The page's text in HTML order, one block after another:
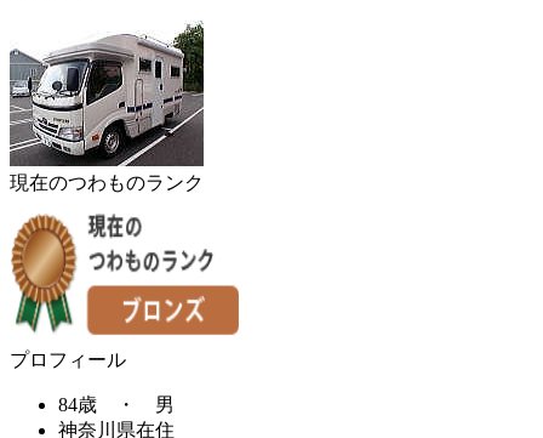
現在のつわものランク
プロフィール
84歳 ・ 男
神奈川県在住